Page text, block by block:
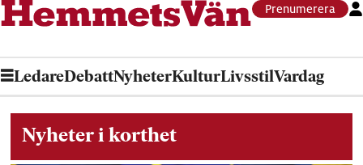
Prenumerera
LedareDebattNyheterKulturLivsstilVardag
Nyheter i korthet